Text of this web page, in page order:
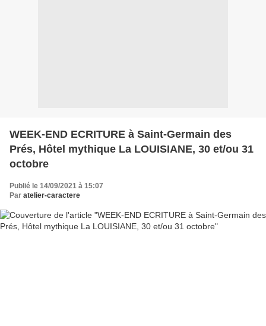
WEEK-END ECRITURE à Saint-Germain des
Prés, Hôtel mythique La LOUISIANE, 30 et/ou 31
octobre
Publié le 14/09/2021 à 15:07
Par atelier-caractere